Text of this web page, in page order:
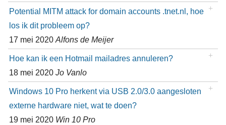
Potential MITM attack for domain accounts .tnet.nl, hoe
los ik dit probleem op?
17 mei 2020 Alfons de Meijer
Hoe kan ik een Hotmail mailadres annuleren?
18 mei 2020 Jo Vanlo
Windows 10 Pro herkent via USB 2.0/3.0 aangesloten
externe hardware niet, wat te doen?
19 mei 2020 Win 10 Pro